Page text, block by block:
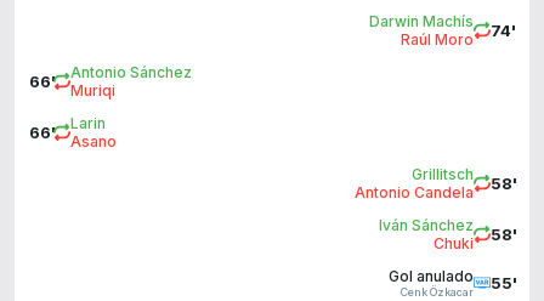
74'
Darwin Machís
Raúl Moro
66'
Antonio Sánchez
Muriqi
66'
Larin
Asano
58'
Grillitsch
Antonio Candela
58'
Iván Sánchez
Chuki
55'
Gol anulado
Cenk Özkacar